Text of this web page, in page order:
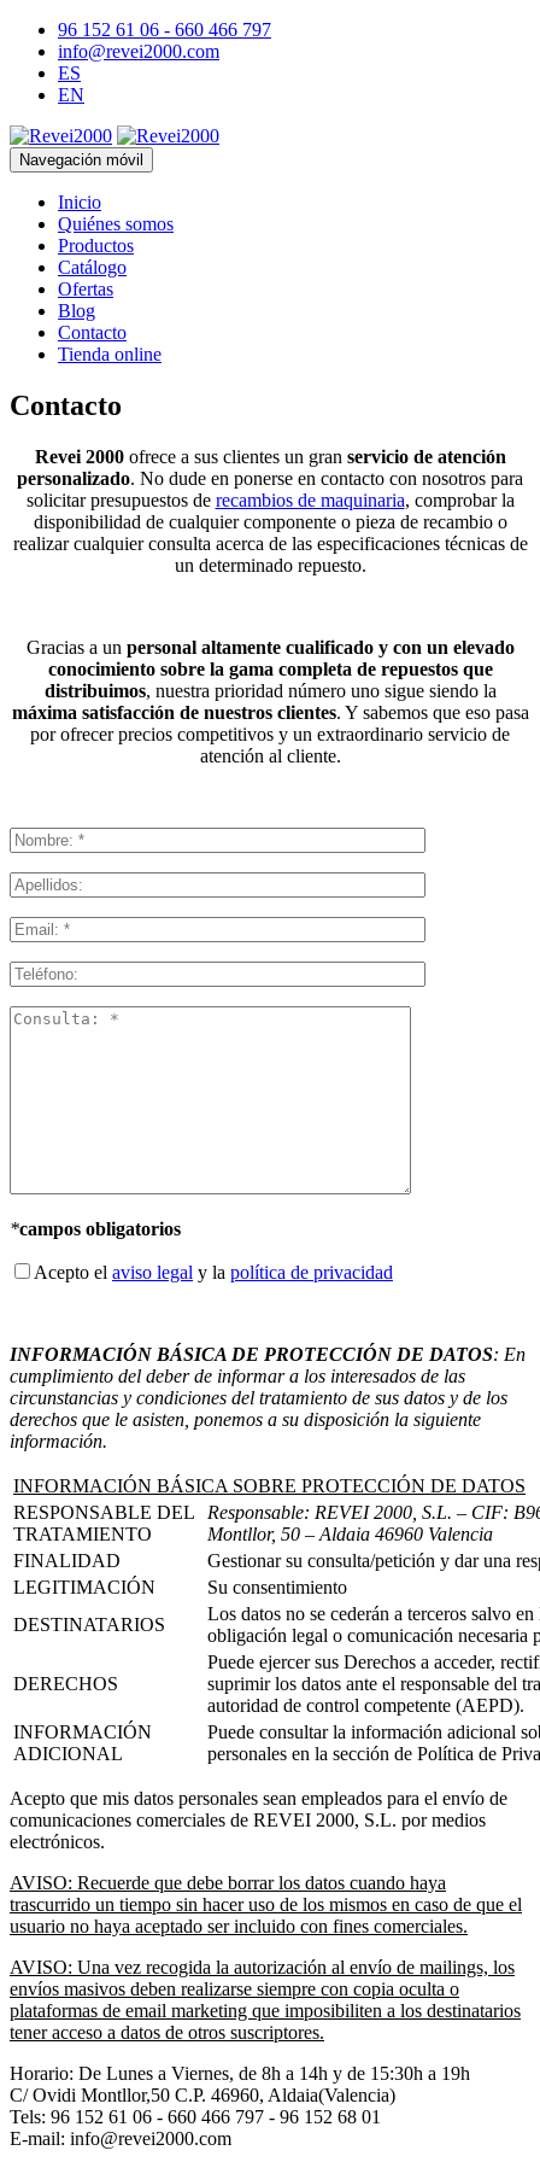
96 152 61 06 - 660 466 797
info@revei2000.com
ES
EN
Navegación móvil
Inicio
Quiénes somos
Productos
Catálogo
Ofertas
Blog
Contacto
Tienda online
Contacto
Revei 2000ofrece a sus clientes un gran servicio de atención
personalizado. No dude en ponerse en contacto con nosotros para
solicitar presupuestos de recambios de maquinaria, comprobar la
disponibilidad de cualquier componente o pieza de recambio o
realizar cualquier consulta acerca de las especificaciones técnicas de
un determinado repuesto.
Gracias a un personal altamente cualificado y con un elevado
conocimiento sobre la gama completa de repuestos que
distribuimos, nuestra prioridad número uno sigue siendo la
máxima satisfacción de nuestros clientes. Y sabemos que eso pasa
por ofrecer precios competitivos y un extraordinario servicio de
atención al cliente.
*campos obligatorios
Acepto el aviso legal y la política de privacidad
INFORMACIÓN BÁSICA DE PROTECCIÓN DE DATOS: En
cumplimiento del deber de informar a los interesados de las
circunstancias y condiciones del tratamiento de sus datos y de los
derechos que le asisten, ponemos a su disposición la siguiente
información.
INFORMACIÓN BÁSICA SOBRE PROTECCIÓN DE DATOS
RESPONSABLE DEL
TRATAMIENTO
Responsable: REVEI 2000, S.L. – CIF:
Montllor, 50 – Aldaia 46960 Valencia
FINALIDAD
Gestionar su consulta/petición y dar una
LEGITIMACIÓN
Su consentimiento
DESTINATARIOS
Los datos no se cederán a terceros salvo
obligación legal o comunicación necesaria
DERECHOS
Puede ejercer sus Derechos a acceder,
suprimir los datos ante el responsable del
autoridad de control competente (AEPD).
INFORMACIÓN
ADICIONAL
Puede consultar la información adicional
personales en la sección de Política de
Acepto que mis datos personales sean empleados para el envío de
comunicaciones comerciales de REVEI 2000, S.L. por medios
electrónicos.
AVISO: Recuerde que debe borrar los datos cuando haya
trascurrido un tiempo sin hacer uso de los mismos en caso de que el
usuario no haya aceptado ser incluido con fines comerciales.
AVISO: Una vez recogida la autorización al envío de mailings, los
envíos masivos deben realizarse siempre con copia oculta o
plataformas de email marketing que imposibiliten a los destinatarios
tener acceso a datos de otros suscriptores.
Horario: De Lunes a Viernes, de 8h a 14h y de 15:30h a 19h
C/ Ovidi Montllor,50 C.P. 46960, Aldaia(Valencia)
Tels: 96 152 61 06 - 660 466 797 - 96 152 68 01
E-mail: info@revei2000.com